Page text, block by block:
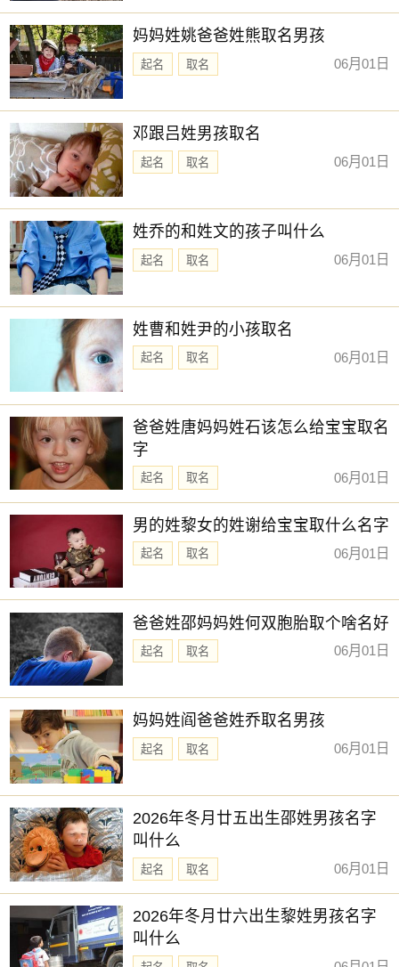
自己，避免因为精力不足而发生失误。适当休息，补充能
量，做好调整，才能保持高效和准确。
【忌用色】黑色、蓝色
被当日五行克。寓意面临重重困难和阻碍，导致进展缓慢，
事倍功半。不要气馁，可以做些调整，静待时机，也可以向
有智慧的人请教，找到解决问题的方法。
2025年7月10日时辰吉凶
时辰：子时时间：23:00:00-0:59:59
时柱：丙子 时冲：冲马 吉凶：天牢(凶)
吉神：无
凶神：天牢
时辰：丑时 时间：1:00:00-2:59:59
时柱：丁丑 时冲：冲羊 吉凶：玄武
天乙贵人
凶神：玄武
时辰：寅时 时间：3:00:00-4:59:59
时柱：戊寅 时冲：冲猴 吉凶：司命(吉)
时辰：卯时 时间：5:00:00-6:59:59
时柱：己卯 时冲：冲鸡 吉凶：勾陈(凶)
吉神：无
凶神：勾陈 日害
时辰：辰时 时间：7:00:00-8:59:59
时柱：庚辰 时冲：冲狗 吉凶：青龙(吉)
吉神：青龙
凶神：日刑
时辰：巳时 时间：9:00:00-10:59:59
时柱：辛巳 时冲：冲猪 吉凶：明堂(吉)
吉神：明堂
凶神：无
时辰：午时 时间：11:00:00-12:59:59
时柱：壬午 时冲：冲鼠 吉凶：天刑(凶)
妈妈姓姚爸爸姓熊取名男孩
起名 取名 06月01日
邓跟吕姓男孩取名
起名 取名 06月01日
姓乔的和姓文的孩子叫什么
起名 取名 06月01日
姓曹和姓尹的小孩取名
起名 取名 06月01日
爸爸姓唐妈妈姓石该怎么给宝宝取名
字
起名 取名 06月01日
男的姓黎女的姓谢给宝宝取什么名字
起名 取名 06月01日
爸爸姓邵妈妈姓何双胞胎取个啥名好
起名 取名 06月01日
妈妈姓阎爸爸姓乔取名男孩
起名 取名 06月01日
2026年冬月廿五出生邵姓男孩名字
叫什么
起名 取名 06月01日
2026年冬月廿六出生黎姓男孩名字
叫什么